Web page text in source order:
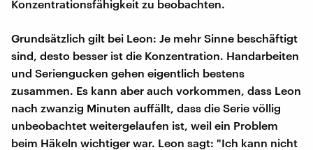
Konzentrationsfähigkeit zu beobachten.
Grundsätzlich gilt bei Leon: Je mehr Sinne beschäftigt
sind, desto besser ist die Konzentration. Handarbeiten
und Seriengucken gehen eigentlich bestens
zusammen. Es kann aber auch vorkommen, dass Leon
nach zwanzig Minuten auffällt, dass die Serie völlig
unbeobachtet weitergelaufen ist, weil ein Problem
beim Häkeln wichtiger war. Leon sagt: "Ich kann nicht